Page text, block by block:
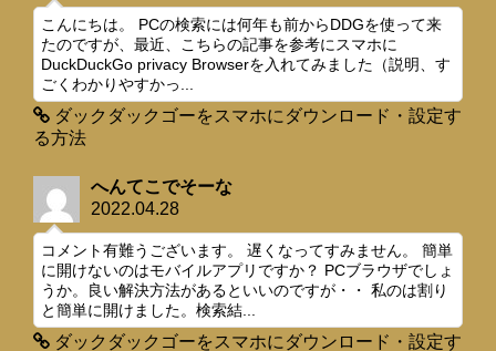
こんにちは。 PCの検索には何年も前からDDGを使って来
たのですが、最近、こちらの記事を参考にスマホに
DuckDuckGo privacy Browserを入れてみました（説明、す
ごくわかりやすかっ...
ダックダックゴーをスマホにダウンロード・設定す
る方法
へんてこでそーな
2022.04.28
コメント有難うございます。 遅くなってすみません。 簡単
に開けないのはモバイルアプリですか？ PCブラウザでしょ
うか。良い解決方法があるといいのですが・・ 私のは割り
と簡単に開けました。検索結...
ダックダックゴーをスマホにダウンロード・設定す